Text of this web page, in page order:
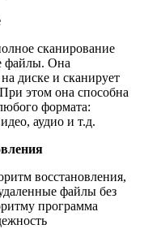
сканирование
файлы. Она
диске и сканирует
этом она способна
формата:
аудио и т.д.
восстановления,
файлы без
программа